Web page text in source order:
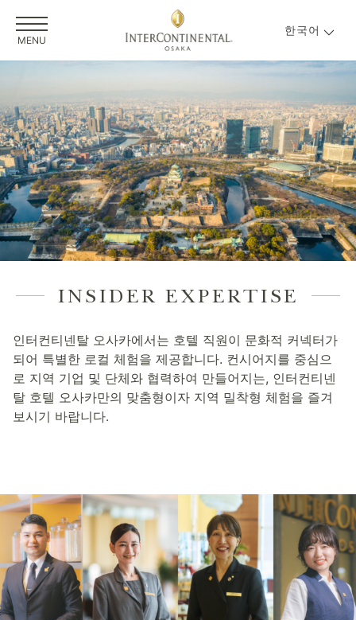
MENU
한국어
INSIDER EXPERTISE
인터컨티넨탈 오사카에서는 호텔 직원이 문화적 커넥터가
되어 특별한 로컬 체험을 제공합니다. 컨시어지를 중심으
로 지역 기업 및 단체와 협력하여 만들어지는, 인터컨티넨
탈 호텔 오사카만의 맞춤형이자 지역 밀착형 체험을 즐겨
보시기 바랍니다.